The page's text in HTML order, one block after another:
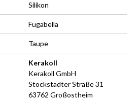
Silikon
Fugabella
Taupe
Kerakoll
Kerakoll GmbH
Stockstädter Straße 31
63762 Großostheim